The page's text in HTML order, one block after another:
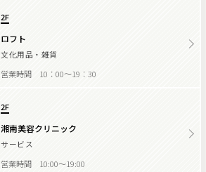
2F
ロフト
文化用品・雑貨
営業時間 10：00～19：30
2F
湘南美容クリニック
サービス
営業時間 10:00～19:00